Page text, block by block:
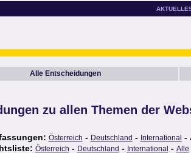
Alle Entscheidungen
zu allen Themen der
Österreich - Deutschland - International -
Österreich - Deutschland - International - Alle